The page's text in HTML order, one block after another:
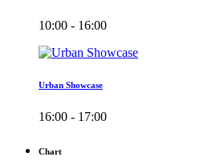
10:00 - 16:00
Urban Showcase
16:00 - 17:00
Chart